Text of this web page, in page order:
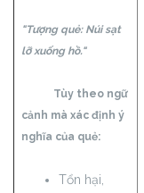
"Tượng quẻ: Núi sạt
lỡ xuống hồ."
Tùy theo ngữ
cảnh mà xác định ý
nghĩa của quẻ:
Tổn hại,